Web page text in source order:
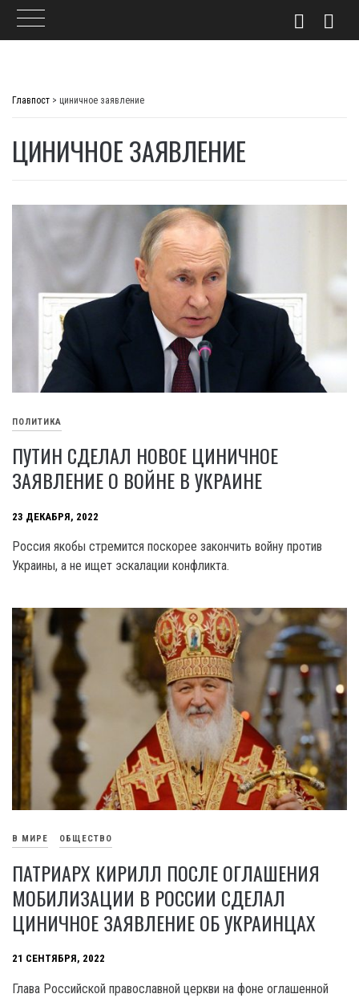
Главпост > циничное заявление
ЦИНИЧНОЕ ЗАЯВЛЕНИЕ
ПОЛИТИКА
ПУТИН СДЕЛАЛ НОВОЕ ЦИНИЧНОЕ
ЗАЯВЛЕНИЕ О ВОЙНЕ В УКРАИНЕ
23 ДЕКАБРЯ, 2022
Россия якобы стремится поскорее закончить войну против
Украины, а не ищет эскалации конфликта.
В МИРЕ ОБЩЕСТВО
ПАТРИАРХ КИРИЛЛ ПОСЛЕ ОГЛАШЕНИЯ
МОБИЛИЗАЦИИ В РОССИИ СДЕЛАЛ
ЦИНИЧНОЕ ЗАЯВЛЕНИЕ ОБ УКРАИНЦАХ
21 СЕНТЯБРЯ, 2022
Глава Российской православной церкви на фоне оглашенной